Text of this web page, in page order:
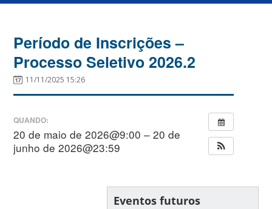
Período de Inscrições –
Processo Seletivo 2026.2
11/11/2025 15:26
QUANDO:
20 de maio de 2026@9:00 – 20 de
junho de 2026@23:59
Eventos futuros